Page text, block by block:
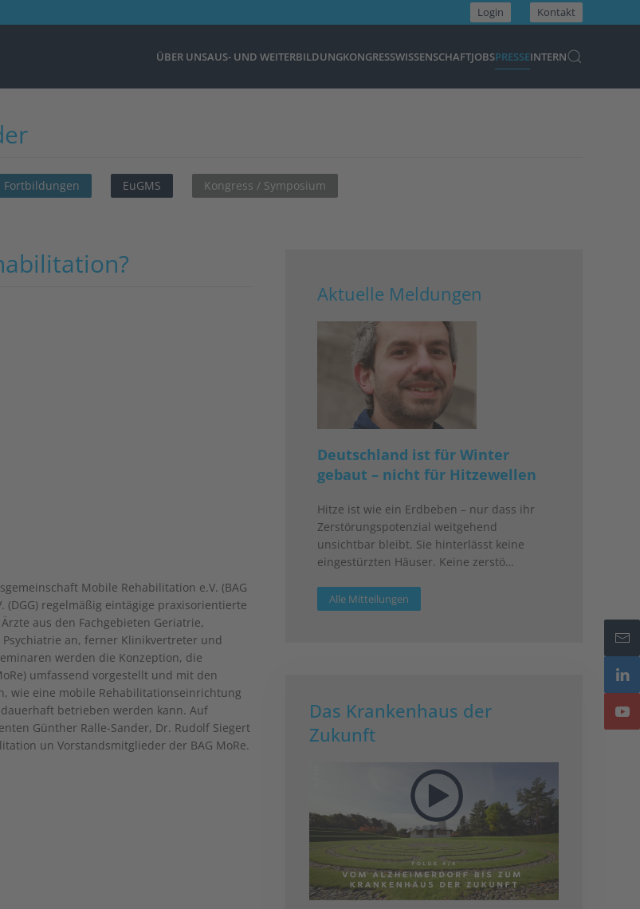
Login Kontakt
ÜBER UNSAUS- UND WEITERBILDUNGKONGRESSWISSENSCHAFTJOBSPRESSEINTERN
Fortbildungen EuGMS Kongress / Symposium
Mobile Rehabilitation e.V. (BAG
regelmäßig eintägige praxisorientierte
aus den Fachgebieten Geriatrie,
an, ferner Klinikvertreter und
werden die Konzeption, die
umfassend vorgestellt und mit den
wie eine mobile Rehabilitationseinrichtung
betrieben werden kann. Auf
Günther Ralle-Sander, Dr. Rudolf Siegert
un Vorstandsmitglieder der BAG MoRe.
Aktuelle Meldungen
Deutschland ist für Winter
gebaut – nicht für Hitzewellen
Hitze ist wie ein Erdbeben – nur dass ihr
Zerstörungspotenzial weitgehend
unsichtbar bleibt. Sie hinterlässt keine
eingestürzten Häuser. Keine zerstö…
Alle Mitteilungen
Das Krankenhaus der
Zukunft